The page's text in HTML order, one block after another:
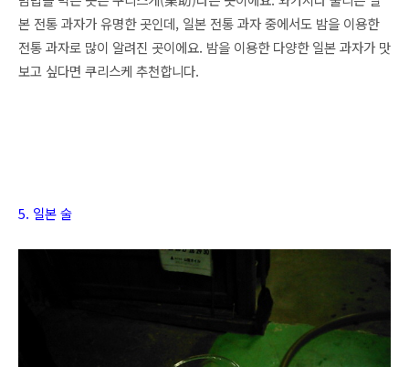
본 전통 과자가 유명한 곳인데, 일본 전통 과자 중에서도 밤을 이용한
전통 과자로 많이 알려진 곳이에요. 밤을 이용한 다양한 일본 과자가 맛
보고 싶다면 쿠리스케 추천합니다.
5. 일본 술